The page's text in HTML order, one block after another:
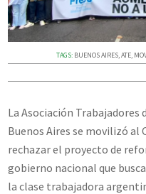
TAGS: BUENOS AIRES,ATE,
La Asociación Trabajadores
Buenos Aires se movilizó al
rechazar el proyecto de
gobierno nacional que
la clase trabajadora